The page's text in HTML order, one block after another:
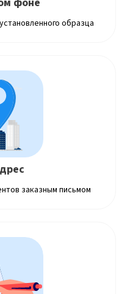
образца
заказным письмом